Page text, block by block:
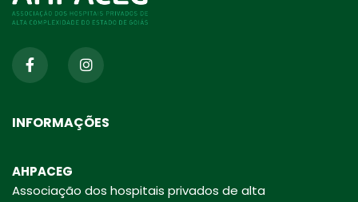
INFORMAÇÕES
AHPACEG
Associação dos hospitais privados de alta